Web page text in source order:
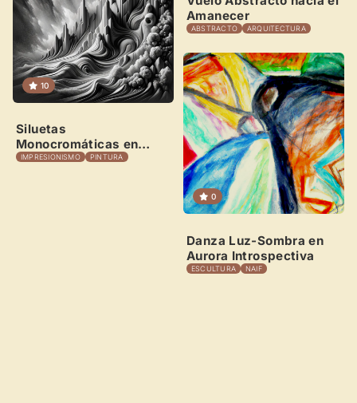
10
Siluetas
Monocromáticas en
Arcilla
IMPRESIONISMO PINTURA
Amanecer
ABSTRACTO ARQUITECTURA
0
Danza Luz-Sombra en
Aurora Introspectiva
ESCULTURA NAIF